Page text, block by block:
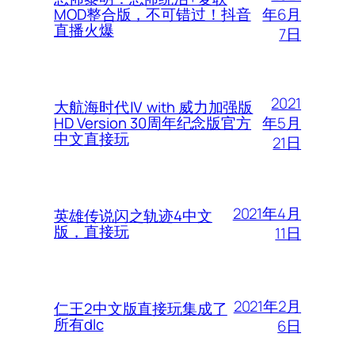
MOD整合版，不可错过！抖音
直播火爆
年6月
7日
大航海时代Ⅳ with 威力加强版
HD Version 30周年纪念版官方
中文直接玩
2021
年5月
21日
英雄传说闪之轨迹4中文
版，直接玩
2021年4月
11日
仁王2中文版直接玩集成了
所有dlc
2021年2月
6日